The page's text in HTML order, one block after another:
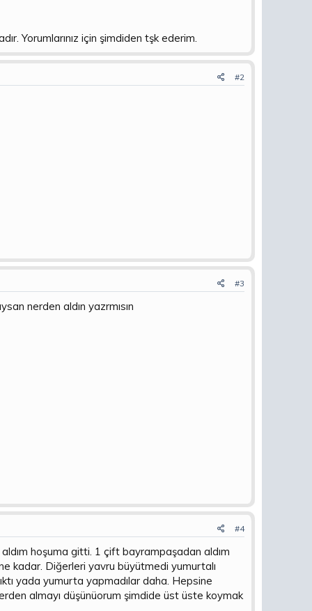
Yorumlarınız için şimdiden tşk ederim.
#2
#3
nerden aldın yazrmısın
#4
hoşuma gitti. 1 çift bayrampaşadan aldım
kadar. Diğerleri yavru büyütmedi yumurtalı
yada yumurta yapmadılar daha. Hepsine
almayı düşünüorum şimdide üst üste koymak